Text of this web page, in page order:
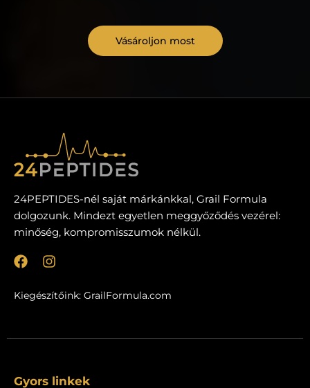
Vásároljon most
Gyors linkek
24PEPTIDES-nél saját márkánkkal, Grail Formula
dolgozunk. Mindezt egyetlen meggyőződés vezérel:
minőség, kompromisszumok nélkül.
F
c
e
o
I
s
t
r
Kiegészítőink: GrailFormula.com